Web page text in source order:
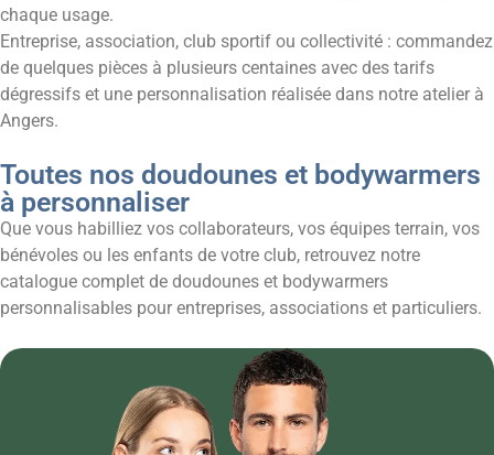
chaque usage.
Entreprise, association, club sportif ou collectivité : commandez
de quelques pièces à plusieurs centaines avec des tarifs
dégressifs et une personnalisation réalisée dans notre atelier à
Angers.
Toutes nos doudounes et bodywarmers
à personnaliser
Que vous habilliez vos collaborateurs, vos équipes terrain, vos
bénévoles ou les enfants de votre club, retrouvez notre
catalogue complet de doudounes et bodywarmers
personnalisables pour entreprises, associations et particuliers.